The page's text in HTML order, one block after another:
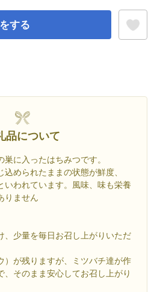
する
品について
に入ったはちみつです。
められたままの状態が鮮度、
いわれています。風味、味も栄養
りません
、少量を毎日お召し上がりいただ
）が残りますが、ミツバチ達が作
、そのまま安心してお召し上がり